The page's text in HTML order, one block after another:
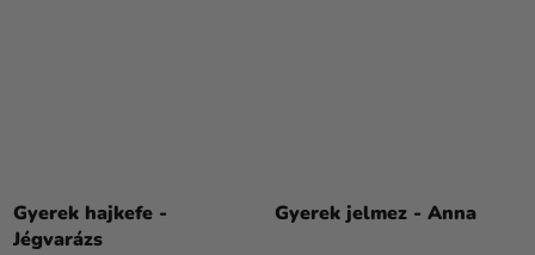
Gyerek hajkefe -
Jégvarázs
Gyerek jelmez - Anna